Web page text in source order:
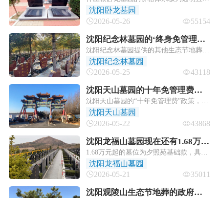
次合理。目前园区既有28800元起的实用
双人位，也有满足个性化需求的中高端艺
术碑。
沈阳卧龙墓园
2026-05-26
55154
沈阳纪念林墓园的‘终身免管理
费’政策具体适用于哪些葬式？
沈阳纪念林墓园提供的其他生态节地葬式
（如传统树葬、草坪葬、花坛葬等）以及
传统立碑葬式，通常不享受“终身免管理
费”政策。
沈阳纪念林墓园
2026-05-25
43118
沈阳天山墓园的十年免管理费是
所有墓位都有吗？
沈阳天山墓园的“十年免管理费”政策，是
其“国有公墓、诚信惠民”理念的核心体现
之一。该政策主要针对其中端品质立碑
（爆款）产品（价格区间通常在3.8万元
至7.8万元），承诺客户在购墓后的十年
内无需再支付墓地管理费。
沈阳天山墓园
2026-05-22
43868
沈阳龙福山墓园现在还有1.68万起
的墓位吗？
1.68万元起的墓位为夕照苑基础款，具体
价格可能因位置、朝向略有浮动，建议通
过园区免费看墓专车实地考察，或者拨打
龙福山墓园电话：024-81538166，确认实
时库存及优惠政策。
沈阳龙福山墓园
2026-05-21
35011
沈阳观陵山生态节地葬的政府补